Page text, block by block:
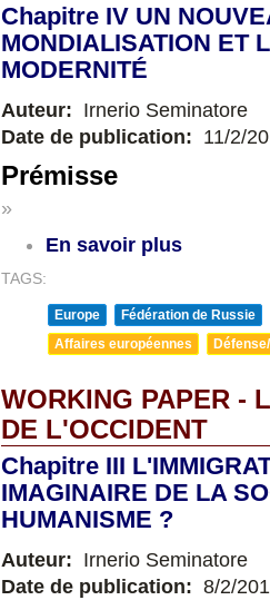
Chapitre IV UN
MONDIALISATION ET
MODERNITÉ
Auteur: Irnerio Seminatore
Date de publication: 11/2/
Prémisse
»
En savoir plus
TAGS:
Europe
Fédération de Russie
Affaires européennes
WORKING PAPER -
DE L'OCCIDENT
Chapitre III
IMAGINAIRE DE LA
HUMANISME ?
Auteur: Irnerio Seminatore
Date de publication: 8/2/